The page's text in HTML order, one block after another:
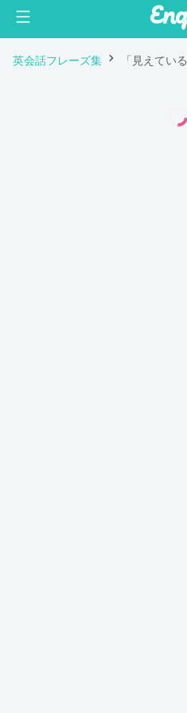
英会話フレーズ集